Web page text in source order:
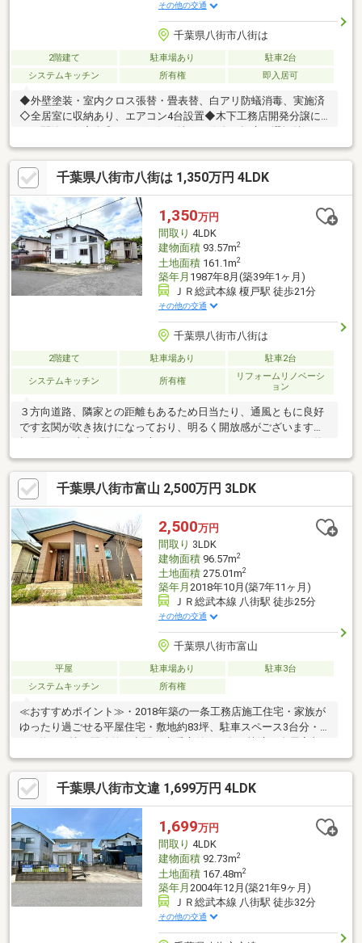
その他の交通
千葉県八街市八街は
2階建て 駐車場あり
駐車2台
システムキッチン
所有権 即入居可
◆外壁塗装・室内クロス張替・畳表替、白アリ防蟻消毒、実施済
◇全居室に収納あり、エアコン4台設置◆木下工務店開発分譲に
ら、お客様の状況にあったぴったりなローン選びのサポートをい
たします！◎月々の支払金額がご不安な方、資金計画からライフ
プランニングの相談無料です。【承継事項】敷地内の一部の貸与
（電柱設置）
千葉県八街市八街は 1,350万円 4LDK
1,350万円
間取り 4LDK
建物面積93.57m2
土地面積161.1m2
築年月 1987年8月(築39年1ヶ月)
ＪＲ総武本線 榎戸駅 徒歩21分
その他の交通
千葉県八街市八街は
2階建て 駐車場あり 駐車2台
システムキッチン 所有権
リフォームリノベーシ
ョン
３方向道路、隣家との距離もあるため日当たり、通風ともに良好
です玄関が吹き抜けになっており、明るく開放感がございます！
件！集中浄化槽管理費用３，５００円／月
千葉県八街市富山 2,500万円 3LDK
2,500万円
間取り 3LDK
建物面積96.57m2
土地面積275.01m2
築年月 2018年10月(築7年11ヶ月)
ＪＲ総武本線 八街駅 徒歩25分
その他の交通
千葉県八街市富山
平屋 駐車場あり
駐車3台
システムキッチン
所有権
≪おすすめポイント≫・2018年築の一条工務店施工住宅・家族が
ゆったり過ごせる平屋住宅・敷地約83坪、駐車スペース3台分・
納、WICで収納豊富・ウッドデッキと広いお庭付き・室内干しス
ペース完備・閑静な住宅街で落ち着いた住環境
千葉県八街市文違 1,699万円 4LDK
1,699万円
間取り 4LDK
建物面積92.73m2
土地面積167.48m2
築年月 2004年12月(築21年9ヶ月)
ＪＲ総武本線 八街駅 徒歩32分
その他の交通